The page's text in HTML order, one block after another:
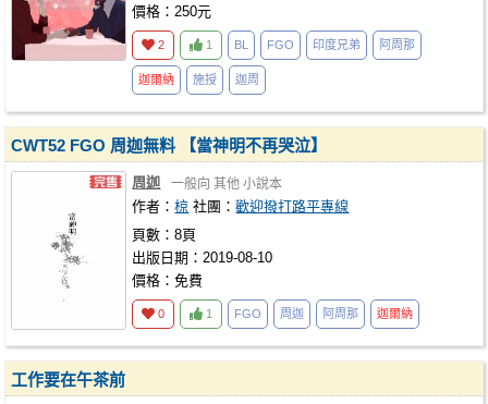
價格：250元
2 1 BL FGO 印度兄弟 阿周那
迦爾納 施授 迦周
CWT52 FGO 周迦無料 【當神明不再哭泣】
周迦 一般向 其他 小說本
作者：椋 社團：歡迎撥打路平專線
頁數：8頁
出版日期：2019-08-10
價格：免費
0 1 FGO 周迦 阿周那 迦爾納
工作要在午茶前